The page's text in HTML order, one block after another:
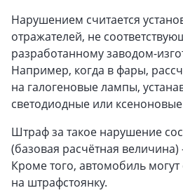
Нарушением считается
отражателей, не
разработанному заводом-
Например, когда в фары,
на галогеновые лампы,
светодиодные или
Штраф за такое нарушение
(базовая расчётная
Кроме того, автомобиль могут
на штрафстоянку.